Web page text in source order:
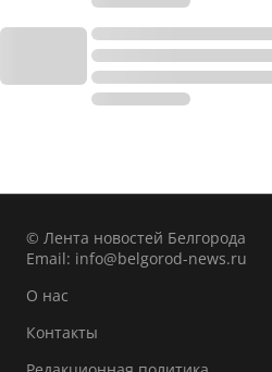
© Лента новостей Белгорода
Email: info@belgorod-news.ru
О нас
Контакты